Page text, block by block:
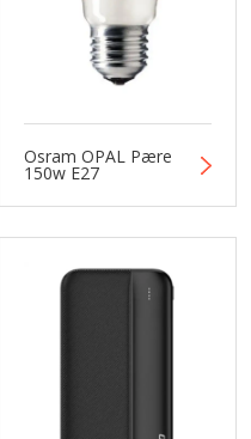
Osram OPAL Pære
150w E27